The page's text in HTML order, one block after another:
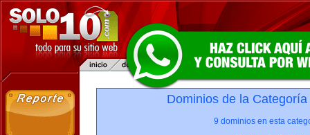
Dominios de la
9 dominios en esta